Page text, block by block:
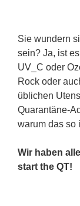
Sie wundern
sein? Ja, ist
UV_C oder
Rock oder
üblichen
Quarantäne-
warum das so
Wir haben
start the QT!